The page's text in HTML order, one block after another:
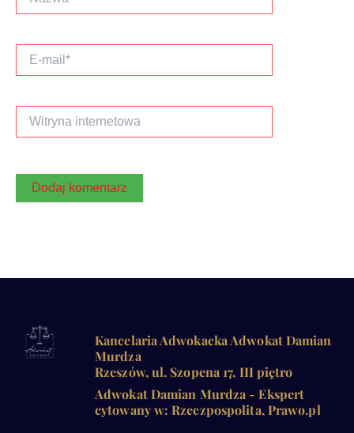
mail*
internetowa
Kancelaria Adwokacka Adwokat Damian
Murdza
Rzeszów, ul. Szopena 17, III piętro
Adwokat Damian Murdza - Ekspert
cytowany w: Rzeczpospolita, Prawo.pl